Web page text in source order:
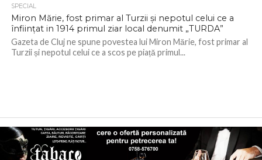
SPECIAL
Miron Mărie, fost primar al Turzii și nepotul celui ce a
înființat in 1914 primul ziar local denumit „TURDA”
Gazeta de Cluj ne spune povestea lui Miron Mărie, fost primar al
Turzii și nepotul celui ce a scos pe piață primul...